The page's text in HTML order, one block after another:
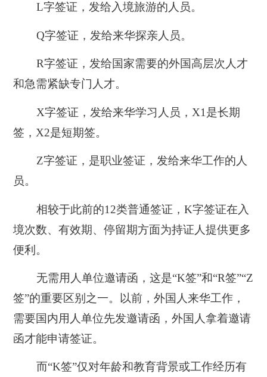
L字签证，发给入境旅游的人员。
Q字签证，发给来华探亲人员。
R字签证，发给国家需要的外国高层次人才
和急需紧缺专门人才。
X字签证，发给来华学习人员，X1是长期
签，X2是短期签。
Z字签证，是职业签证，发给来华工作的人
员。
相较于此前的12类普通签证，K字签证在入
境次数、有效期、停留期方面为持证人提供更多
便利。
无需用人单位邀请函，这是“K签”和“R签”“Z
签”的重要区别之一。以前，外国人来华工作，
需要国内用人单位先发邀请函，外国人拿着邀请
函才能申请签证。
而“K签”仅对年龄和教育背景或工作经历有